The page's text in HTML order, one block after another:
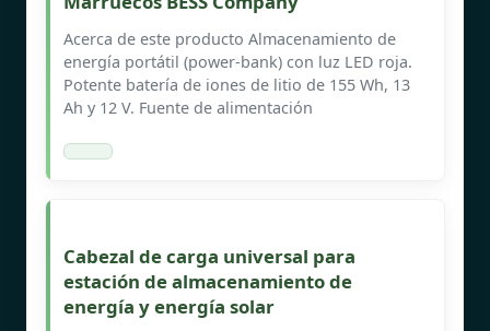
Acerca de este producto Almacenamiento de
energía portátil (power-bank) con luz LED roja.
Potente batería de iones de litio de 155 Wh, 13
Ah y 12 V. Fuente de alimentación
Cabezal de carga universal para
estación de almacenamiento de
energía y energía solar